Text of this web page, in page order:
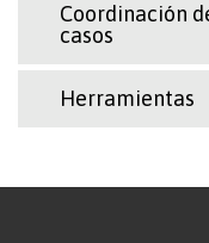
Coordinación
casos
Herramientas